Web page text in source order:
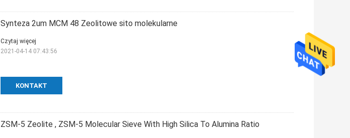
Synteza 2um MCM 48 Zeolitowe sito molekularne
KONTAKT
Czytaj więcej
2021-04-14 07:43:56
ZSM-5 Zeolite , ZSM-5 Molecular Sieve With High Silica To Alumina Ratio